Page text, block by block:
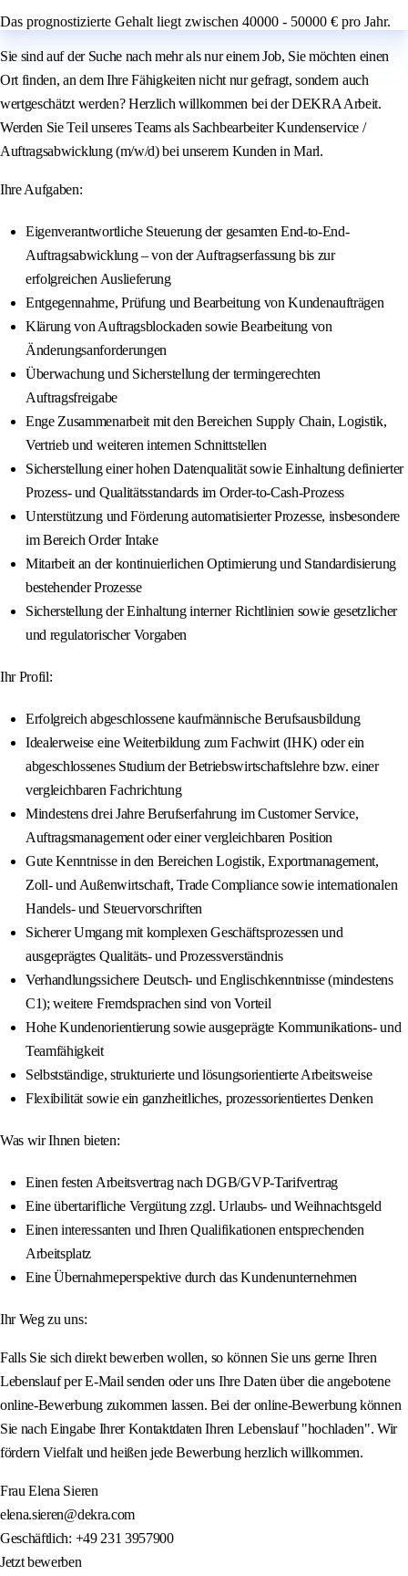
Das prognostizierte Gehalt liegt zwischen 40000 - 50000 € pro Jahr.
Sie sind auf der Suche nach mehr als nur einem Job, Sie möchten einen
Ort finden, an dem Ihre Fähigkeiten nicht nur gefragt, sondern auch
wertgeschätzt werden? Herzlich willkommen bei der DEKRA Arbeit.
Werden Sie Teil unseres Teams als Sachbearbeiter Kundenservice /
Auftragsabwicklung (m/w/d) bei unserem Kunden in Marl.
Ihre Aufgaben:
Eigenverantwortliche Steuerung der gesamten End-to-End-
Auftragsabwicklung – von der Auftragserfassung bis zur
erfolgreichen Auslieferung
Entgegennahme, Prüfung und Bearbeitung von Kundenaufträgen
Klärung von Auftragsblockaden sowie Bearbeitung von
Änderungsanforderungen
Überwachung und Sicherstellung der termingerechten
Auftragsfreigabe
Enge Zusammenarbeit mit den Bereichen Supply Chain, Logistik,
Vertrieb und weiteren internen Schnittstellen
Sicherstellung einer hohen Datenqualität sowie Einhaltung definierter
Prozess- und Qualitätsstandards im Order-to-Cash-Prozess
Unterstützung und Förderung automatisierter Prozesse, insbesondere
im Bereich Order Intake
Mitarbeit an der kontinuierlichen Optimierung und Standardisierung
bestehender Prozesse
Sicherstellung der Einhaltung interner Richtlinien sowie gesetzlicher
und regulatorischer Vorgaben
Ihr Profil:
Erfolgreich abgeschlossene kaufmännische Berufsausbildung
Idealerweise eine Weiterbildung zum Fachwirt (IHK) oder ein
abgeschlossenes Studium der Betriebswirtschaftslehre bzw. einer
vergleichbaren Fachrichtung
Mindestens drei Jahre Berufserfahrung im Customer Service,
Auftragsmanagement oder einer vergleichbaren Position
Gute Kenntnisse in den Bereichen Logistik, Exportmanagement,
Zoll- und Außenwirtschaft, Trade Compliance sowie internationalen
Handels- und Steuervorschriften
Sicherer Umgang mit komplexen Geschäftsprozessen und
ausgeprägtes Qualitäts- und Prozessverständnis
Verhandlungssichere Deutsch- und Englischkenntnisse (mindestens
C1); weitere Fremdsprachen sind von Vorteil
Hohe Kundenorientierung sowie ausgeprägte Kommunikations- und
Teamfähigkeit
Selbstständige, strukturierte und lösungsorientierte Arbeitsweise
Flexibilität sowie ein ganzheitliches, prozessorientiertes Denken
Was wir Ihnen bieten:
Einen festen Arbeitsvertrag nach DGB/GVP-Tarifvertrag
Eine übertarifliche Vergütung zzgl. Urlaubs- und Weihnachtsgeld
Einen interessanten und Ihren Qualifikationen entsprechenden
Arbeitsplatz
Eine Übernahmeperspektive durch das Kundenunternehmen
Ihr Weg zu uns:
Falls Sie sich direkt bewerben wollen, so können Sie uns gerne Ihren
Lebenslauf per E-Mail senden oder uns Ihre Daten über die angebotene
online-Bewerbung zukommen lassen. Bei der online-Bewerbung können
Sie nach Eingabe Ihrer Kontaktdaten Ihren Lebenslauf "hochladen". Wir
fördern Vielfalt und heißen jede Bewerbung herzlich willkommen.
Frau Elena Sieren
elena.sieren@dekra.com
Geschäftlich: +49 231 3957900
Jetzt bewerben